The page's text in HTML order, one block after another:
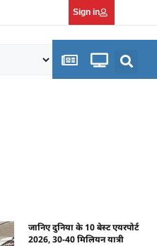
Sign in
जानिए दुनिया के 10 बेस्ट एयरपोर्ट
2026, 30-40 मिलियन यात्री